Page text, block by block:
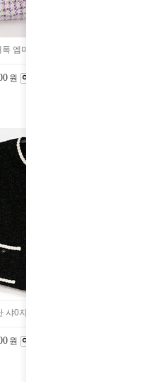
엠마 2color ST027
원
샤0지 블랙 (016)
원